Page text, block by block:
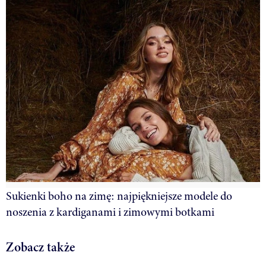
Sukienki boho na zimę: najpiękniejsze modele do
noszenia z kardiganami i zimowymi botkami
Zobacz także